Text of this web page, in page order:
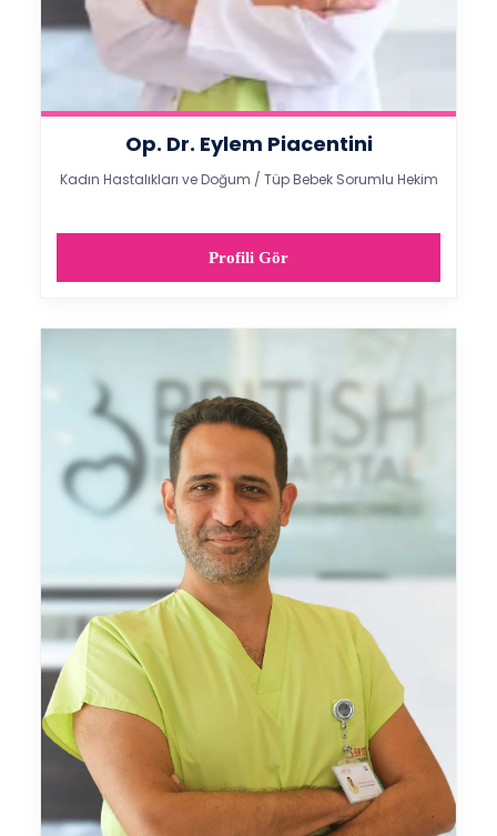
Op. Dr. Eylem Piacentini
Kadın Hastalıkları ve Doğum / Tüp Bebek Sorumlu Hekim
Profili Gör